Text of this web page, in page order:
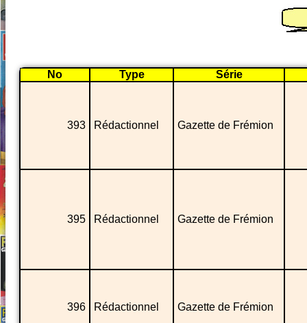
No Type Série
393 Rédactionnel Gazette de Frémion
395 Rédactionnel Gazette de Frémion
396 Rédactionnel Gazette de Frémion